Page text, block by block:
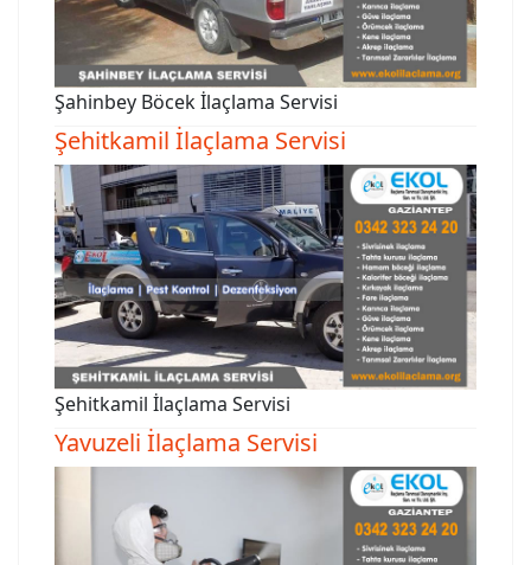
Şahinbey Böcek İlaçlama Servisi
Şehitkamil İlaçlama Servisi
Şehitkamil İlaçlama Servisi
Yavuzeli İlaçlama Servisi